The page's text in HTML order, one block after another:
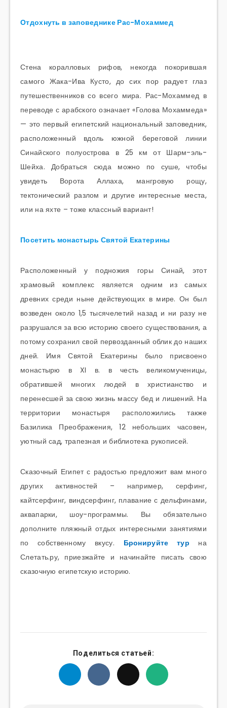
Отдохнуть в заповеднике Рас-Мохаммед
Стена коралловых рифов, некогда покорившая
самого Жака-Ива Кусто, до сих пор радует глаз
путешественников со всего мира. Рас-Мохаммед в
переводе с арабского означает «Голова Мохаммеда»
— это первый египетский национальный заповедник,
расположенный вдоль южной береговой линии
Синайского полуострова в 25 км от Шарм-эль-
Шейха. Добраться сюда можно по суше, чтобы
увидеть Ворота Аллаха, мангровую рощу,
тектонический разлом и другие интересные места,
или на яхте – тоже классный вариант!
Посетить монастырь Святой Екатерины
Расположенный у подножия горы Синай, этот
храмовый комплекс является одним из самых
древних среди ныне действующих в мире. Он был
возведен около 1,5 тысячелетий назад и ни разу не
разрушался за всю историю своего существования, а
потому сохранил свой первозданный облик до наших
дней. Имя Святой Екатерины было присвоено
монастырю в XI в. в честь великомученицы,
обратившей многих людей в христианство и
перенесшей за свою жизнь массу бед и лишений. На
территории монастыря расположились также
Базилика Преображения, 12 небольших часовен,
уютный сад, трапезная и библиотека рукописей.
Сказочный Египет с радостью предложит вам много
других активностей – например, серфинг,
кайтсерфинг, виндсерфинг, плавание с дельфинами,
аквапарки, шоу-программы. Вы обязательно
дополните пляжный отдых интересными занятиями
по собственному вкусу. Бронируйте тур на
Слетать.ру, приезжайте и начинайте писать свою
сказочную египетскую историю.
Поделиться статьей: